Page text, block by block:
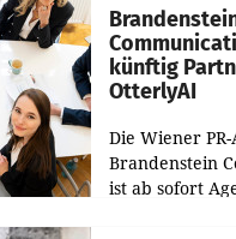
verdoppelte
künftig
OtterlyAI
Die Wiener
Brandenstein
ist ab sofort